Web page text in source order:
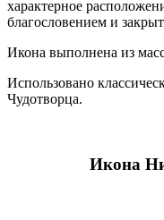
характерное
благословением и
Икона выполнена из
Использовано
Чудотворца.
Икона